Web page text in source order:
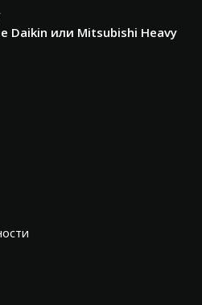
Daikin или Mitsubishi Heavy